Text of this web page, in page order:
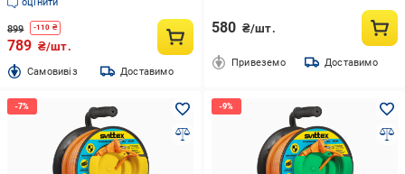
899 -110 ₴
789 ₴/шт.
Cамовивіз Доставимо
580 ₴/шт.
Привеземо Доставимо